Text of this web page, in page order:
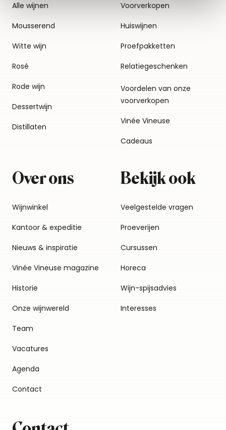
Alle wijnen
Mousserend
Witte wijn
Rosé
Rode wijn
Dessertwijn
Distillaten
Voorverkopen
Huiswijnen
Proefpakketten
Relatiegeschenken
Voordelen van onze
voorverkopen
Vinée Vineuse
Cadeaus
Over ons
Wijnwinkel
Kantoor & expeditie
Nieuws & inspiratie
Vinée Vineuse magazine
Historie
Onze wijnwereld
Team
Vacatures
Agenda
Contact
Bekijk ook
Veelgestelde vragen
Proeverijen
Cursussen
Horeca
Wijn-spijsadvies
Interesses